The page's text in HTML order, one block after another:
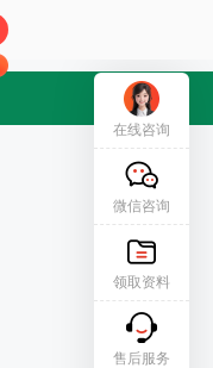
在线咨询
微信咨询
领取资料
售后服务